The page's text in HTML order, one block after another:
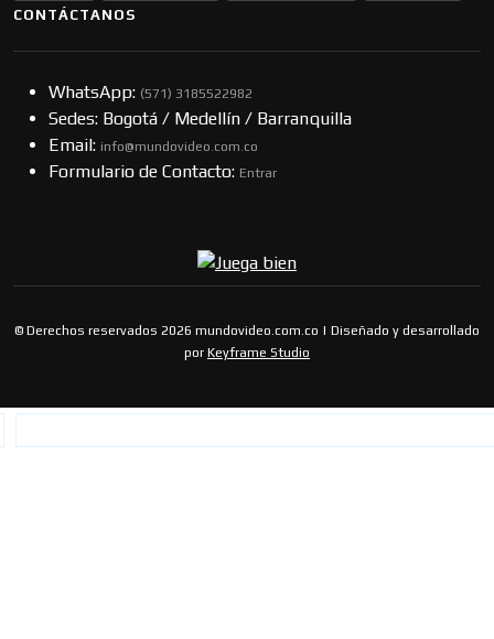
CONTÁCTANOS
WhatsApp: (57​​1) 3185522982
Sedes: Bogotá / Medellín / Barranquilla
Email: info@mundovideo.com.co
Formulario de Contacto: Entrar
© Derechos reservados 2026 mundovideo.com.co | Diseñado y desarrollado
por Keyframe Studio